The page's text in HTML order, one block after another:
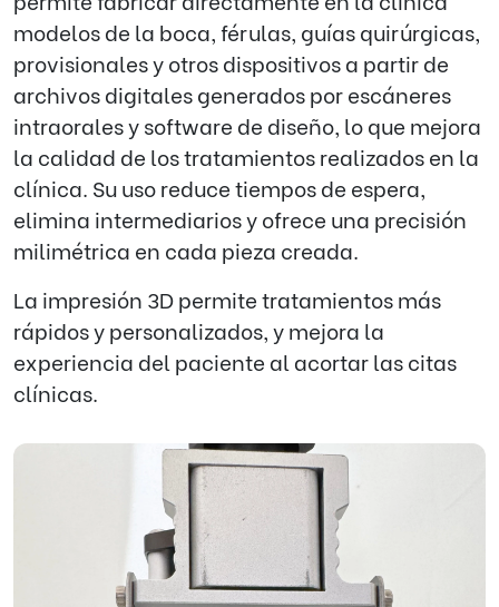
modelos de la boca, férulas, guías quirúrgicas,
provisionales y otros dispositivos a partir de
archivos digitales generados por escáneres
intraorales y software de diseño, lo que mejora
la calidad de los tratamientos realizados en la
clínica. Su uso reduce tiempos de espera,
elimina intermediarios y ofrece una precisión
milimétrica en cada pieza creada.
La impresión 3D permite tratamientos más
rápidos y personalizados, y mejora la
experiencia del paciente al acortar las citas
clínicas.